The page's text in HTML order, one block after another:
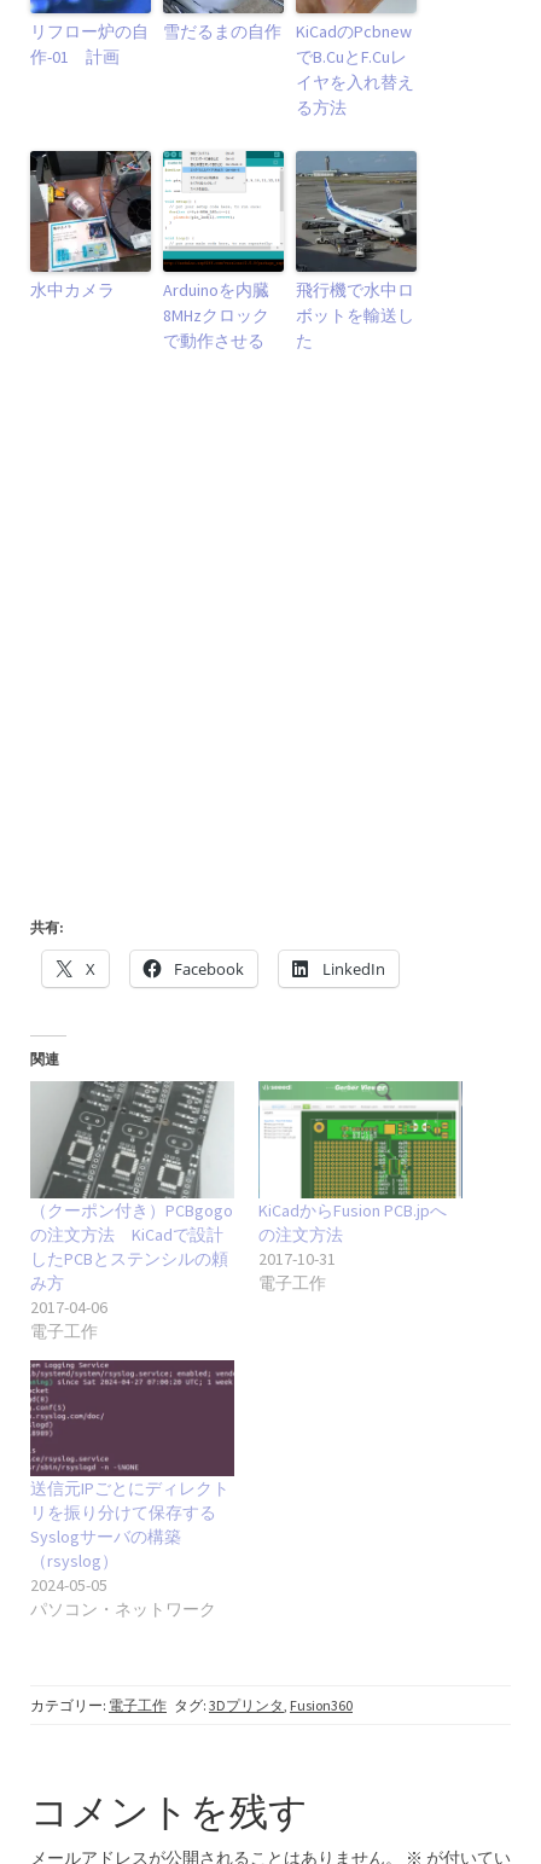
リフロー炉の自
作-01 計画
雪だるまの自作
KiCadのPcbnew
でB.CuとF.Cuレ
イヤを入れ替え
る方法
水中カメラ
Arduinoを内臓
8MHzクロック
で動作させる
飛行機で水中ロ
ボットを輸送し
た
共有:
X Facebook LinkedIn
関連
（クーポン付き）PCBgogo
の注文方法 KiCadで設計
したPCBとステンシルの頼
み方
2017-04-06
電子工作
KiCadからFusion PCB.jpへ
の注文方法
2017-10-31
電子工作
送信元IPごとにディレクト
リを振り分けて保存する
Syslogサーバの構築
（rsyslog）
2024-05-05
パソコン・ネットワーク
カテゴリー: 電子工作 タグ: 3Dプリンタ, Fusion360
コメントを残す
メールアドレスが公開されることはありません。 ※ が付いてい